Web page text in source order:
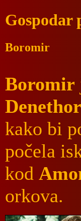
Gospodar
Boromir
Boromir
kako bi
počela
kod
orkova.